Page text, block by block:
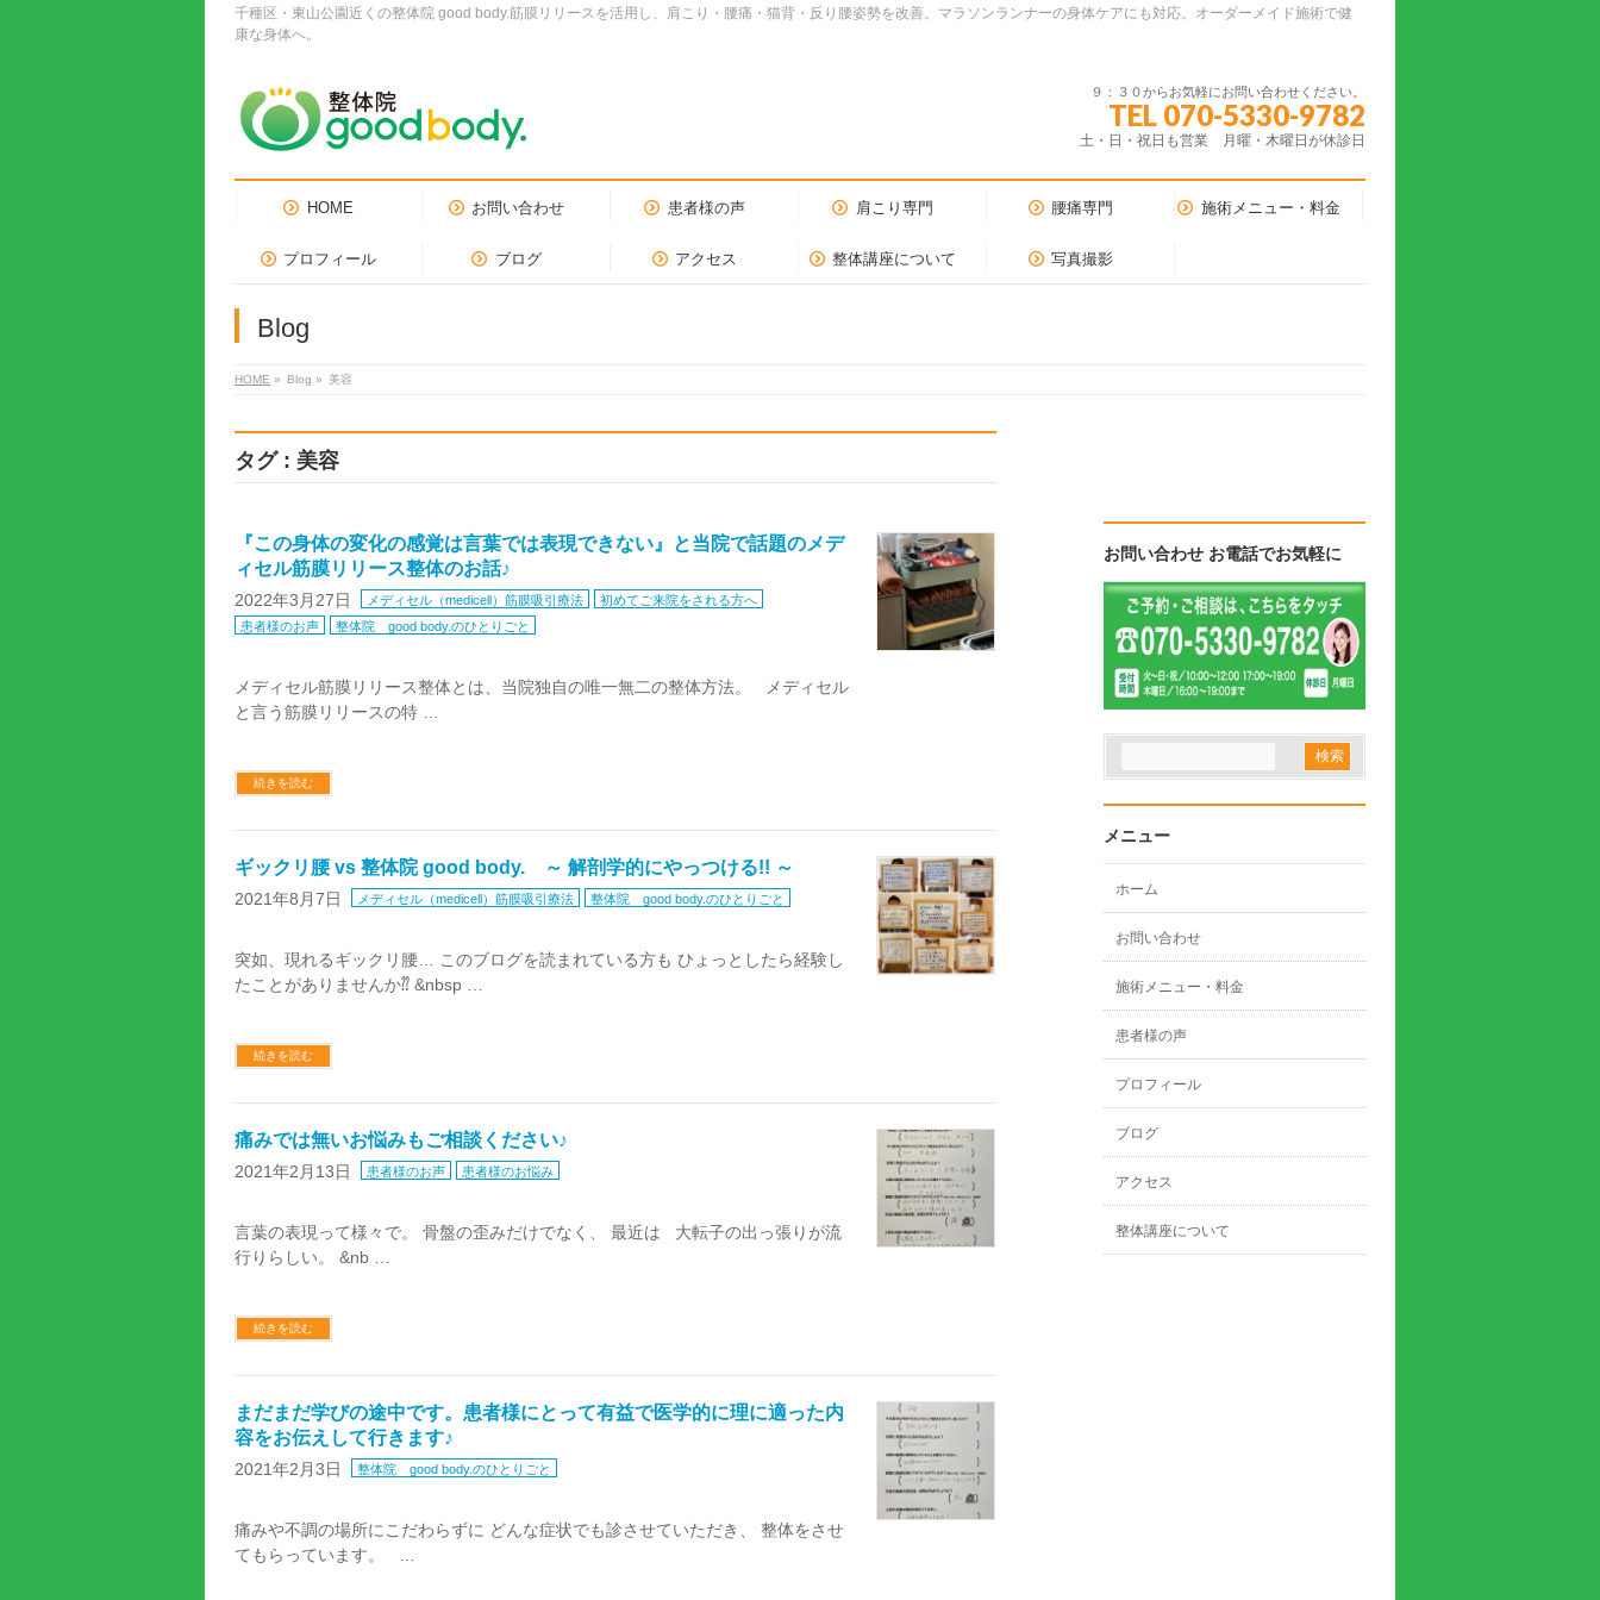
千種区・東山公園近くの整体院 good body.筋膜リリースを活用し、肩こり・腰痛・猫背・反り腰姿勢を改善。マラソンランナーの身体ケアにも対応。オーダーメイド施術で健
康な身体へ。
９：３０からお気軽にお問い合わせください。
TEL 070-5330-9782
土・日・祝日も営業 月曜・木曜日が休診日
HOME お問い合わせ 患者様の声 肩こり専門 腰痛専門 施術メニュー・料金
プロフィール ブログ アクセス 整体講座について 写真撮影
Blog
HOME » Blog » 美容
タグ : 美容
『この身体の変化の感覚は言葉では表現できない』と当院で話題のメデ
ィセル筋膜リリース整体のお話♪
2022年3月27日 メディセル（medicell）筋膜吸引療法
初めてご来院をされる方へ
患者様のお声
整体院 good body.のひとりごと
メディセル筋膜リリース整体とは、当院独自の唯一無二の整体方法。 メディセル
と言う筋膜リリースの特 …
続きを読む
ギックリ腰 vs 整体院 good body. ～ 解剖学的にやっつける!! ～
2021年8月7日 メディセル（medicell）筋膜吸引療法 整体院 good body.のひとりごと
突如、現れるギックリ腰… このブログを読まれている方も ひょっとしたら経験し
たことがありませんか⁇ &nbsp …
続きを読む
痛みでは無いお悩みもご相談ください♪
2021年2月13日 患者様のお声 患者様のお悩み
言葉の表現って様々で。 骨盤の歪みだけでなく、 最近は 大転子の出っ張りが流
行りらしい。 &nb …
続きを読む
まだまだ学びの途中です。患者様にとって有益で医学的に理に適った内
容をお伝えして行きます♪
2021年2月3日 整体院 good body.のひとりごと
痛みや不調の場所にこだわらずに どんな症状でも診させていただき、 整体をさせ
てもらっています。 …
お問い合わせ お電話でお気軽に
メニュー
ホーム
お問い合わせ
施術メニュー・料金
患者様の声
プロフィール
ブログ
アクセス
整体講座について